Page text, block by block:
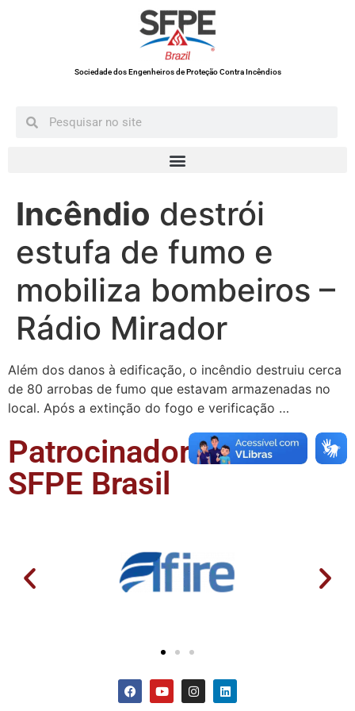
Sociedade dos Engenheiros de Proteção Contra Incêndios
Incêndio destrói
estufa de fumo e
mobiliza bombeiros –
Rádio Mirador
Além dos danos à edificação, o incêndio destruiu cerca
de 80 arrobas de fumo que estavam armazenadas no
local. Após a extinção do fogo e verificação …
Patrocinadores da
SFPE Brasil